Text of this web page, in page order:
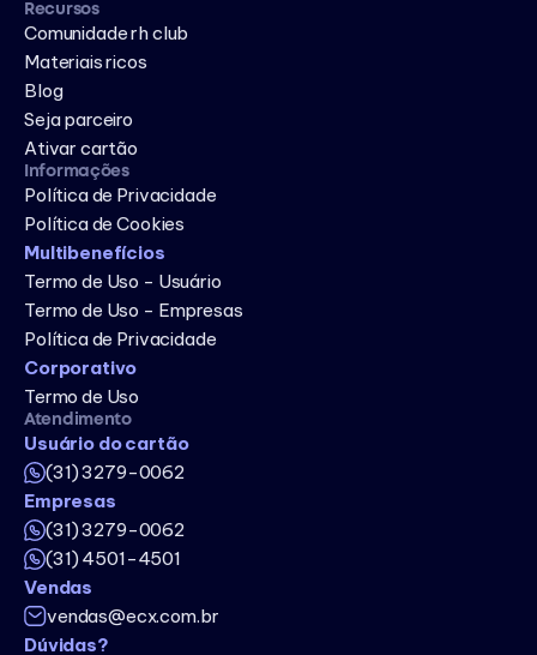
Comunidade rh club
Seja parceiro
Ativar cartão
Blog
Materiais ricos
Recursos
Multibenefícios
Termo de Uso - Usuário
Termo de Uso - Empresas
Política de Privacidade
Política de Privacidade
Política de Cookies
Corporativo
Termo de Uso
Informações
Atendimento
Usuário do cartão
(31) 3279-0062
Empresas
(31) 3279-0062
(31) 4501-4501
Dúvidas?
Vendas
vendas@ecx.com.br